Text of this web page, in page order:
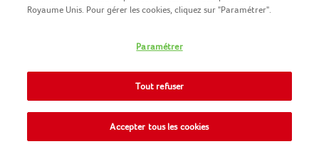
NOMAD FOODS
CGU DU SITE
INFORMATIONS LÉGALES
PLAN DU SITE
COOKIES
Royaume Unis. Pour gérer les cookies, cliquez sur "Paramétrer".
Paramétrer
Tout refuser
Accepter tous les cookies